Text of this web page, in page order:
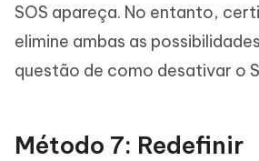
SOS apareça. No entanto,
elimine ambas as
questão de como desativar o
Método 7: Redefinir